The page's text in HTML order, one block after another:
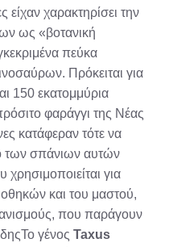
χαρακτηρίσει την
ως «βοτανική
πεύκα
Πρόκειται για
150 εκατομμύρια
φαράγγι της Νέας
κατάφεραν τότε να
των σπάνιων αυτών
για
και του μαστού,
που παράγουν
γένος Taxus